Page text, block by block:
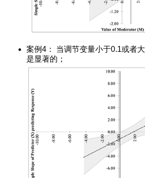
案例4： 当调节变量小于0.1或者
是显著的；